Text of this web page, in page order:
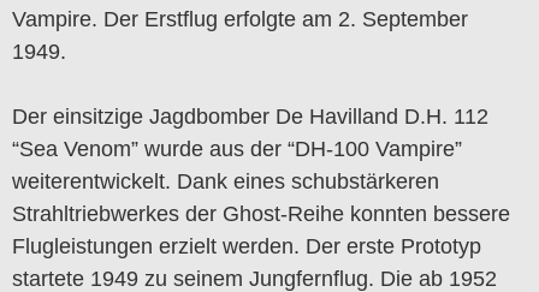
Vampire. Der Erstflug erfolgte am 2. September
1949.
Der einsitzige Jagdbomber De Havilland D.H. 112
“Sea Venom” wurde aus der “DH-100 Vampire”
weiterentwickelt. Dank eines schubstärkeren
Strahltriebwerkes der Ghost-Reihe konnten bessere
Flugleistungen erzielt werden. Der erste Prototyp
startete 1949 zu seinem Jungfernflug. Die ab 1952